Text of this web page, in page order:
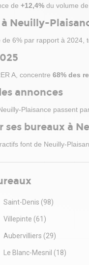
de +12,4%du volume de
Neuilly-
de 6% par rapport à 2024,
A, concentre 68% des
annonces
Plaisance passent
bureaux à
font de Neuilly-
Saint-Denis (98)
Villepinte (61)
Aubervilliers (29)
Le Blanc-Mesnil (18)